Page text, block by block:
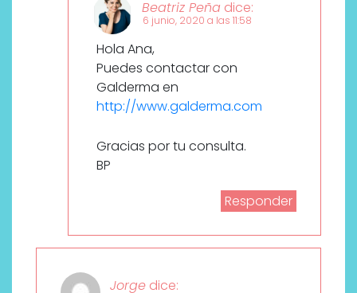
Beatriz Peña dice:
6 junio, 2020 a las 11:58
Hola Ana,
Puedes contactar con
Galderma en
http://www.galderma.com
Gracias por tu consulta.
BP
Responder
Jorge dice: